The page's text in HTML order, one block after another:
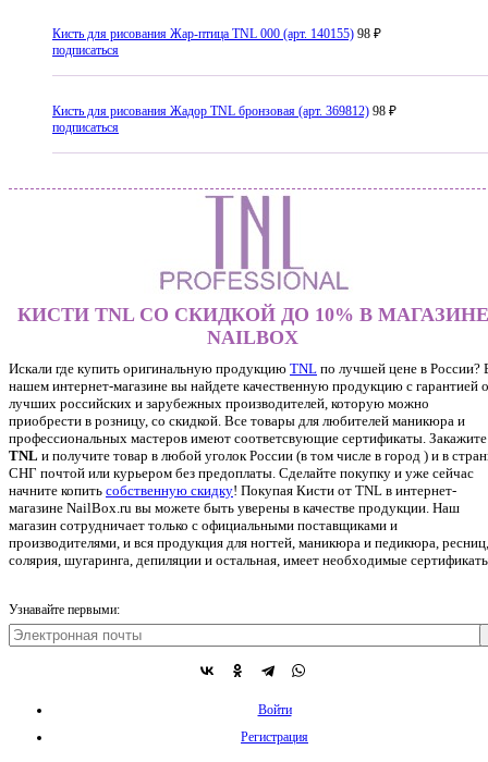
Кисть для рисования Жар-птица TNL 000 (арт. 140155) 98 ₽
подписаться
Кисть для рисования Жадор TNL бронзовая (арт. 369812) 98 ₽
подписаться
КИСТИ TNL СО СКИДКОЙ ДО 10% В МАГАЗИНЕ
NAILBOX
Искали где купить оригинальную продукцию TNL по лучшей цене в России?
нашем интернет-магазине вы найдете качественную продукцию с гарантией
лучших российских и зарубежных производителей, которую можно
приобрести в розницу, со скидкой. Все товары для любителей маникюра и
профессиональных мастеров имеют соответсвующие сертификаты. Закажите
TNL и получите товар в любой уголок России (в том числе в город ) и в
СНГ почтой или курьером без предоплаты. Сделайте покупку и уже сейчас
начните копить собственную скидку! Покупая Кисти от TNL в интернет-
магазине NailBox.ru вы можете быть уверены в качестве продукции. Наш
магазин сотрудничает только с официальными поставщиками и
производителями, и вся продукция для ногтей, маникюра и педикюра, ресниц,
солярия, шугаринга, депиляции и остальная, имеет необходимые
Узнавайте первыми:
Войти
Регистрация